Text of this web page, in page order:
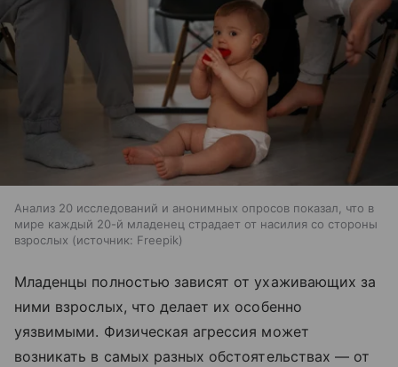
Анализ 20 исследований и анонимных опросов показал, что в
мире каждый 20-й младенец страдает от насилия со стороны
взрослых
источник: Freepik
Младенцы полностью зависят от ухаживающих за
ними взрослых, что делает их особенно
уязвимыми. Физическая агрессия может
возникать в самых разных обстоятельствах — от